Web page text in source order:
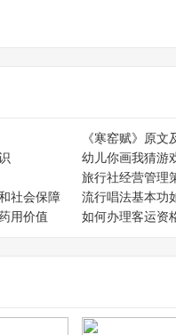
《寒窑赋》原文
幼儿你画我猜游
旅行社经营管理
社会保障
流行唱法基本功
用价值
如何办理客运资